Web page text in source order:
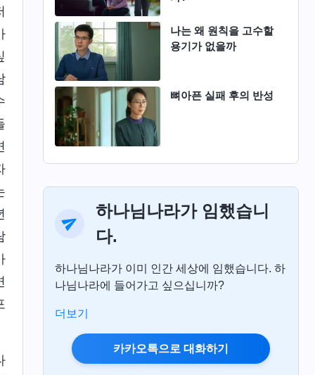
나는 왜 원칙을 고수할
용기가 없을까
뼈아픈 실패 후의 반성
하나님나라가 임했습니
다.
하나님나라가 이미 인간 세상에 임했습니다. 하
나님나라에 들어가고 싶으십니까?
더보기
카카오톡으로 대화하기